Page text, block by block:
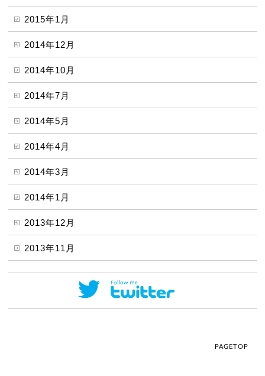
2015年1月
2014年12月
2014年10月
2014年7月
2014年5月
2014年4月
2014年3月
2014年1月
2013年12月
2013年11月
PAGETOP